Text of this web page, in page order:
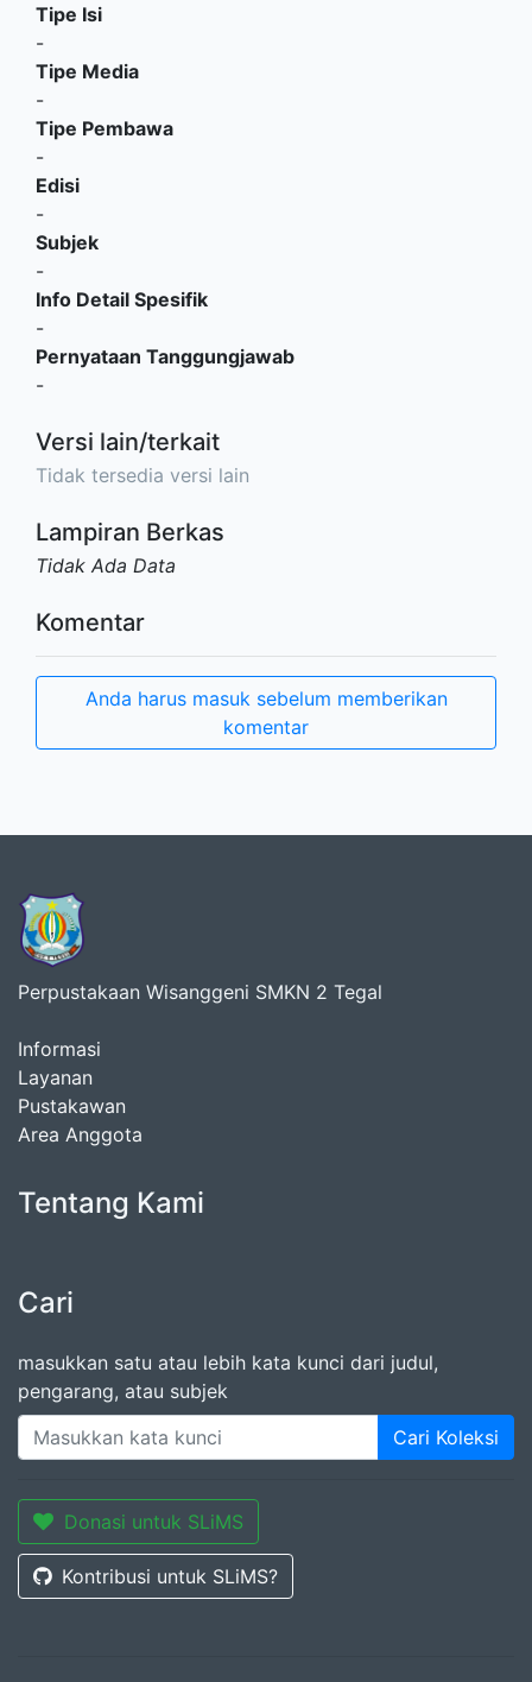
Tipe Isi
-
Tipe Media
-
Tipe Pembawa
-
Edisi
-
Subjek
-
Info Detail Spesifik
-
Pernyataan Tanggungjawab
-
Versi lain/terkait
Tidak tersedia versi lain
Lampiran Berkas
Tidak Ada Data
Komentar
Anda harus masuk sebelum memberikan
komentar
Perpustakaan Wisanggeni SMKN 2 Tegal
Informasi
Layanan
Pustakawan
Area Anggota
Tentang Kami
Cari
masukkan satu atau lebih kata kunci dari judul,
pengarang, atau subjek
Cari Koleksi
Donasi untuk SLiMS
Kontribusi untuk SLiMS?